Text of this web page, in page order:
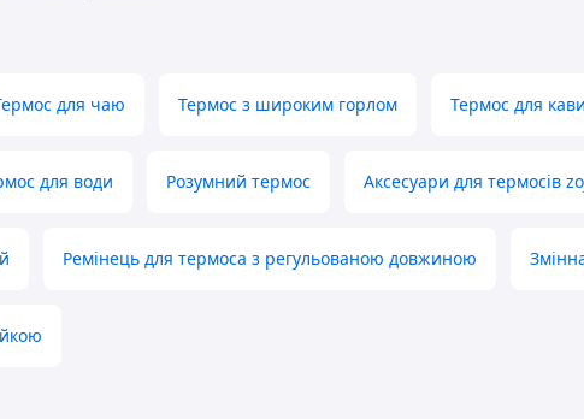
для чаю Термос з широким горлом Термос для кави
для води Розумний термос Аксесуари для термосів
Ремінець для термоса з регульованою довжиною